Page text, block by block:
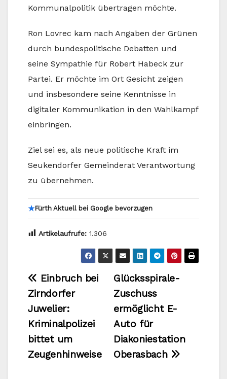
Kommunalpolitik übertragen möchte.
Ron Lovrec kam nach Angaben der Grünen
durch bundespolitische Debatten und
seine Sympathie für Robert Habeck zur
Partei. Er möchte im Ort Gesicht zeigen
und insbesondere seine Kenntnisse in
digitaler Kommunikation in den Wahlkampf
einbringen.
Ziel sei es, als neue politische Kraft im
Seukendorfer Gemeinderat Verantwortung
zu übernehmen.
★Fürth Aktuell bei Google bevorzugen
Artikelaufrufe: 1.306
Beitragsnavigation
Glücksspirale-
Zuschuss
ermöglicht E-
Auto für
Diakoniestation
Oberasbach
Einbruch bei
Zirndorfer
Juwelier:
Kriminalpolizei
bittet um
Zeugenhinweise